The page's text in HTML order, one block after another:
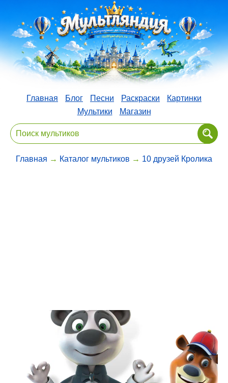
Главная Блог Песни Раскраски
Картинки
Мультики
Магазин
Главная → Каталог мультиков → 10 друзей Кролика